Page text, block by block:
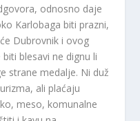
odnosno daje
Karlobaga biti prazni,
Dubrovnik i ovog
blesavi ne dignu li
strane medalje. Ni duž
ali plaćaju
meso, komunalne